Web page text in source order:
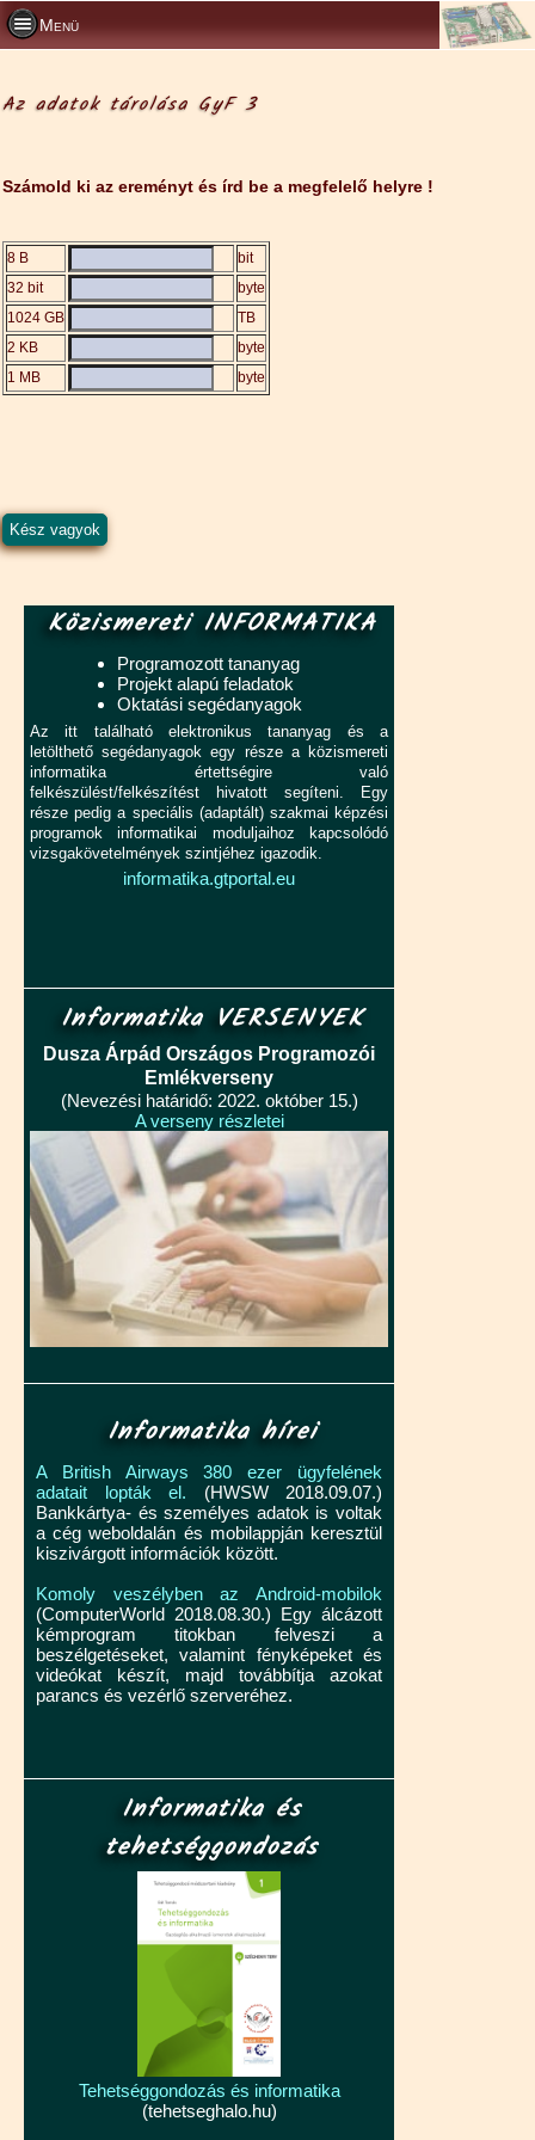
Menü
Az adatok tárolása GyF 3
Számold ki az ereményt és írd be a megfelelő helyre !
8 B
bit
32 bit
byte
1024 GB
TB
2 KB
byte
1 MB
byte
Közismereti INFORMATIKA
Programozott tananyag
Projekt alapú feladatok
Oktatási segédanyagok
Az itt található elektronikus tananyag és a
letölthető segédanyagok egy része a közismereti
informatika értettségire való
felkészülést/felkészítést hivatott segíteni. Egy
része pedig a speciális (adaptált) szakmai képzési
programok informatikai moduljaihoz kapcsolódó
vizsgakövetelmények szintjéhez igazodik.
informatika.gtportal.eu
Informatika VERSENYEK
Dusza Árpád Országos Programozói
Emlékverseny
(Nevezési határidő: 2022. október 15.)
A verseny részletei
Informatika hírei
A British Airways 380 ezer ügyfelének
adatait lopták el. (HWSW 2018.09.07.)
Bankkártya- és személyes adatok is voltak
a cég weboldalán és mobilappján keresztül
kiszivárgott információk között.
Komoly veszélyben az Android-mobilok
(ComputerWorld 2018.08.30.) Egy álcázott
kémprogram titokban felveszi a
beszélgetéseket, valamint fényképeket és
videókat készít, majd továbbítja azokat
parancs és vezérlő szerveréhez.
Informatika és
tehetséggondozás
Tehetséggondozás és informatika
(tehetseghalo.hu)